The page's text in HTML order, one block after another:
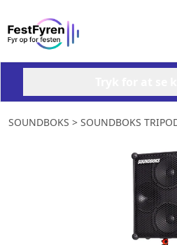
SOUNDBOKS > SOUNDBOKS